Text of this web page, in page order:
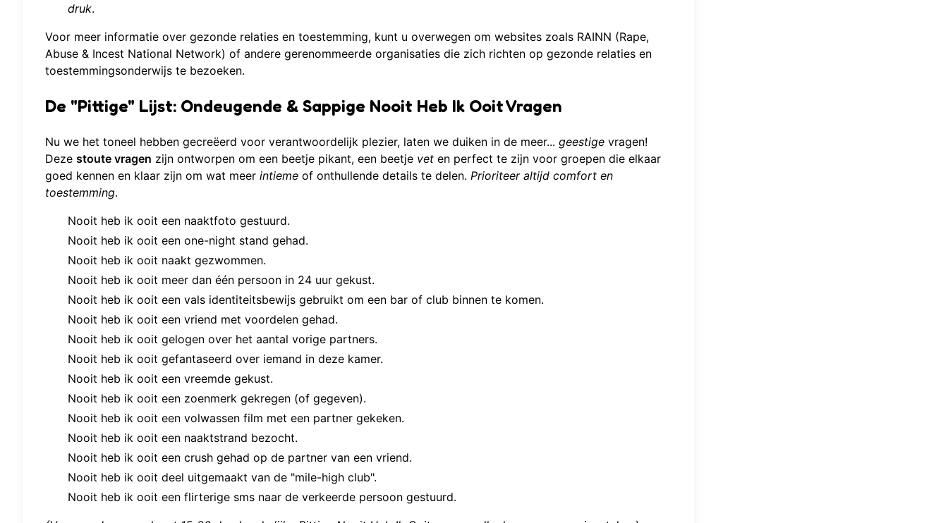
druk.
Voor meer informatie over gezonde relaties en toestemming, kunt u overwegen om websites zoals RAINN (Rape,
Abuse & Incest National Network) of andere gerenommeerde organisaties die zich richten op gezonde relaties en
toestemmingsonderwijs te bezoeken.
De "Pittige" Lijst: Ondeugende & Sappige Nooit Heb Ik Ooit Vragen
Nu we het toneel hebben gecreëerd voor verantwoordelijk plezier, laten we duiken in de meer... geestige vragen!
Deze stoute vragen zijn ontworpen om een beetje pikant, een beetje vet en perfect te zijn voor groepen die elkaar
goed kennen en klaar zijn om wat meer intieme of onthullende details te delen. Prioriteer altijd comfort en
toestemming.
Nooit heb ik ooit een naaktfoto gestuurd.
Nooit heb ik ooit een one-night stand gehad.
Nooit heb ik ooit naakt gezwommen.
Nooit heb ik ooit meer dan één persoon in 24 uur gekust.
Nooit heb ik ooit een vals identiteitsbewijs gebruikt om een bar of club binnen te komen.
Nooit heb ik ooit een vriend met voordelen gehad.
Nooit heb ik ooit gelogen over het aantal vorige partners.
Nooit heb ik ooit gefantaseerd over iemand in deze kamer.
Nooit heb ik ooit een vreemde gekust.
Nooit heb ik ooit een zoenmerk gekregen (of gegeven).
Nooit heb ik ooit een volwassen film met een partner gekeken.
Nooit heb ik ooit een naaktstrand bezocht.
Nooit heb ik ooit een crush gehad op de partner van een vriend.
Nooit heb ik ooit deel uitgemaakt van de "mile-high club".
Nooit heb ik ooit een flirterige sms naar de verkeerde persoon gestuurd.